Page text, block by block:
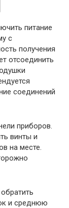
питание
с
получения
отсоединить
соединений
приборов.
винты и
на месте.
и среднюю